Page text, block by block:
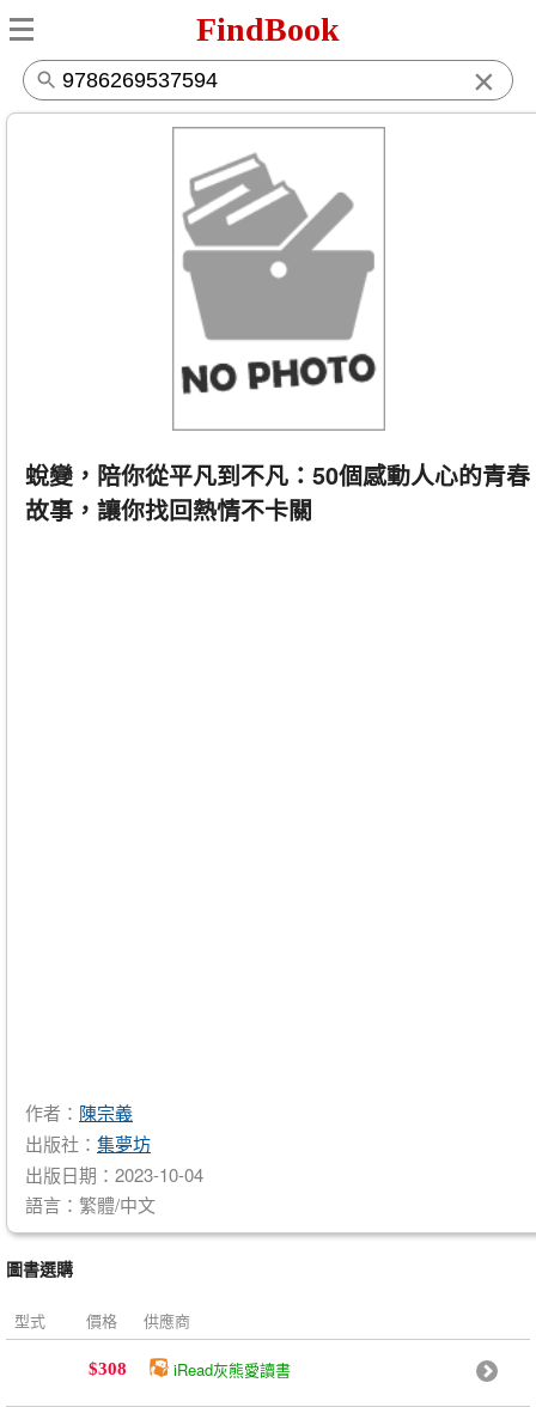
FindBook
×
蛻變，陪你從平凡到不凡：50個感動人心的青春
故事，讓你找回熱情不卡關
作者： 陳宗義
出版社： 集夢坊
出版日期：2023-10-04
語言：繁體/中文
圖書選購
型式 價格 供應商
$308 iRead灰熊愛讀書